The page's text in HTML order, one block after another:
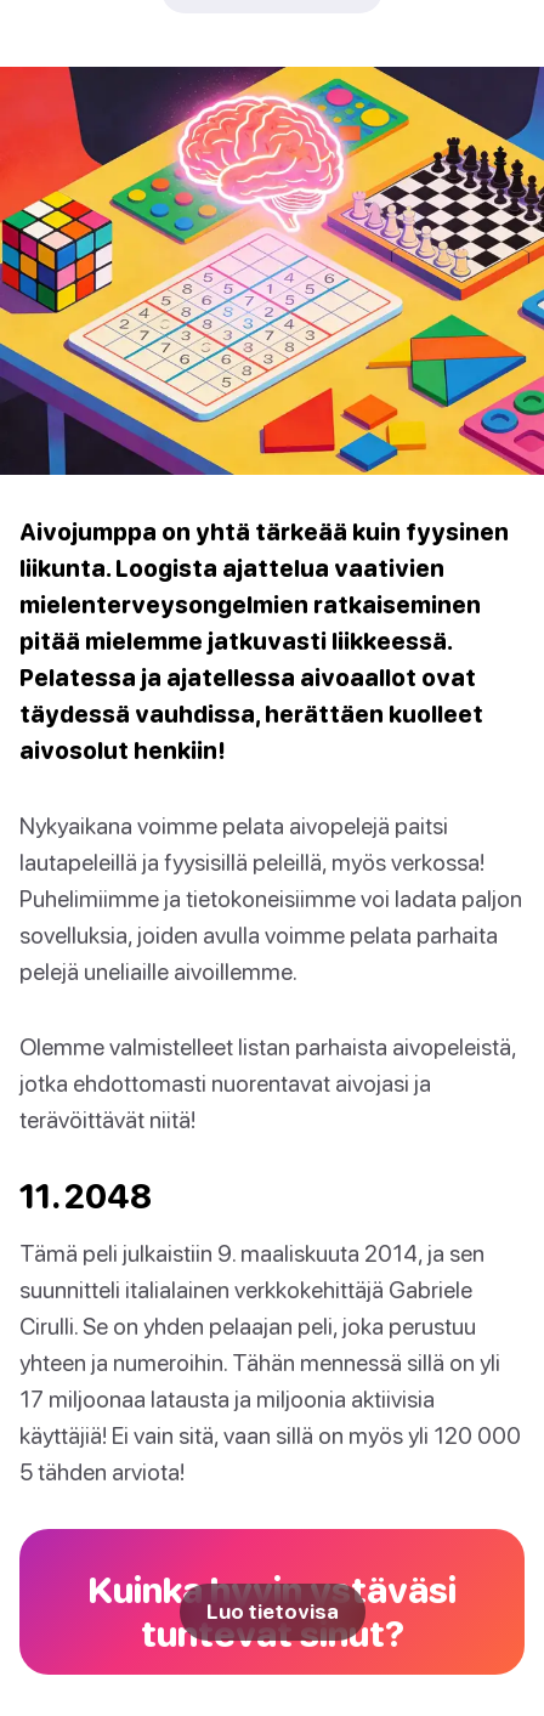
Aivojumppa on yhtä tärkeää kuin fyysinen
liikunta. Loogista ajattelua vaativien
mielenterveysongelmien ratkaiseminen
pitää mielemme jatkuvasti liikkeessä.
Pelatessa ja ajatellessa aivoaallot ovat
täydessä vauhdissa, herättäen kuolleet
aivosolut henkiin!
Nykyaikana voimme pelata aivopelejä paitsi
lautapeleillä ja fyysisillä peleillä, myös verkossa!
Puhelimiimme ja tietokoneisiimme voi ladata paljon
sovelluksia, joiden avulla voimme pelata parhaita
pelejä uneliaille aivoillemme.
Olemme valmistelleet listan parhaista aivopeleistä,
jotka ehdottomasti nuorentavat aivojasi ja
terävöittävät niitä!
11. 2048
Tämä peli julkaistiin 9. maaliskuuta 2014, ja sen
suunnitteli italialainen verkkokehittäjä Gabriele
Cirulli. Se on yhden pelaajan peli, joka perustuu
yhteen ja numeroihin. Tähän mennessä sillä on yli
17 miljoonaa latausta ja miljoonia aktiivisia
käyttäjiä! Ei vain sitä, vaan sillä on myös yli 120 000
5 tähden arviota!
Kuinka hyvin ystäväsi
tuntevat sinut?
Luo tietovisa